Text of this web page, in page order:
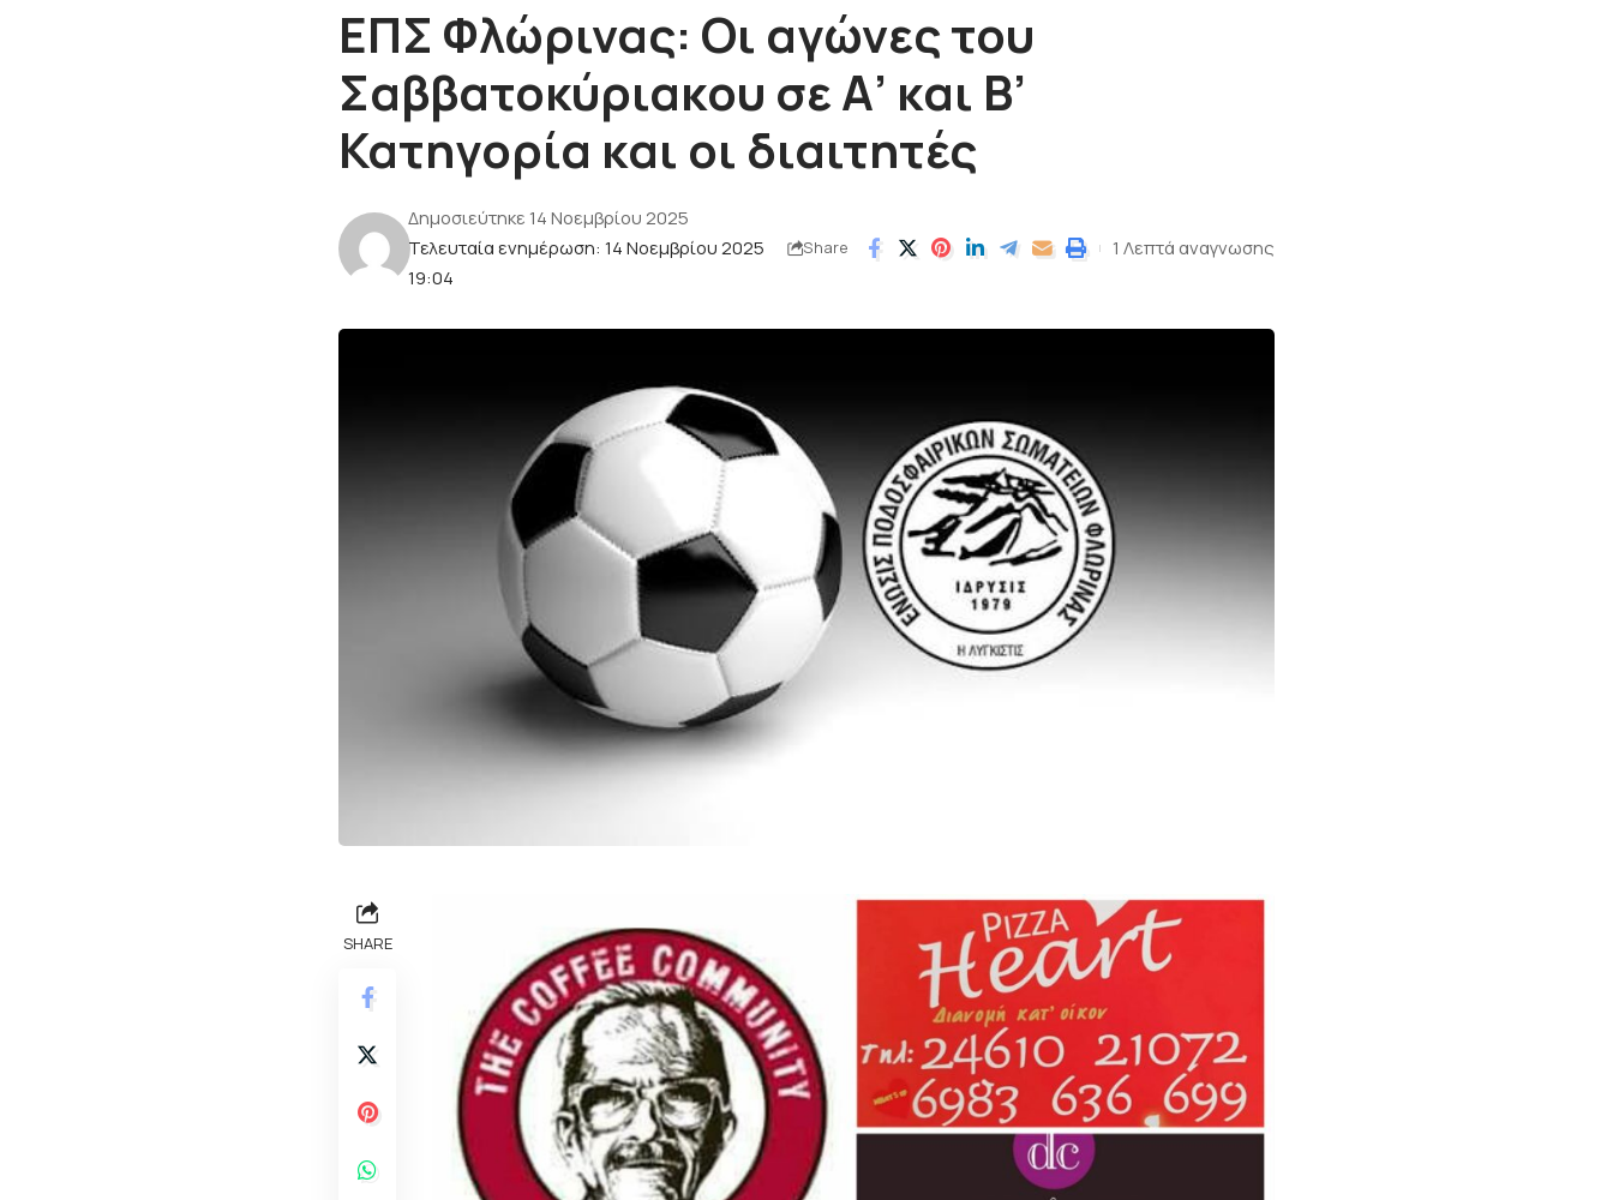
ΕΠΣ Φλώρινας: Οι αγώνες του
Σαββατοκύριακου σε Α’ και Β’
Κατηγορία και οι διαιτητές
Τελευταία ενημέρωση: 14 Νοεμβρίου 2025
19:04
Δημοσιεύτηκε 14 Νοεμβρίου 2025
Share 1 Λεπτά αναγνωσης
SHARE